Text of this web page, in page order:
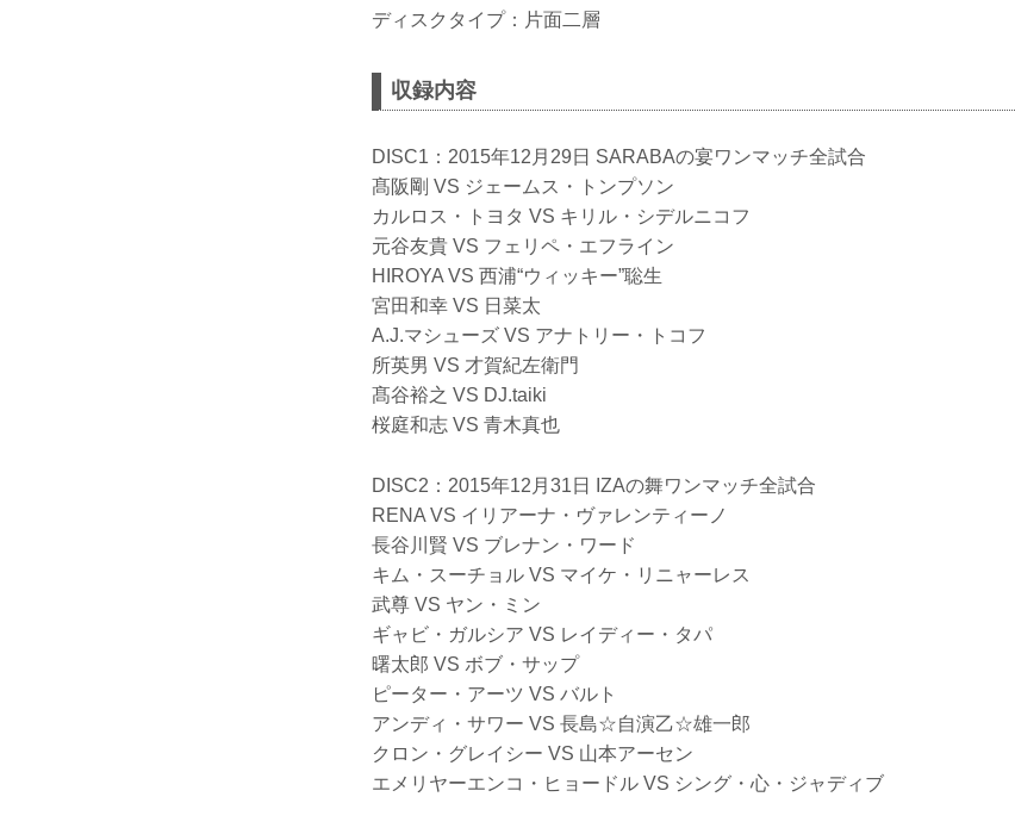
ディスクタイプ：片面二層
収録内容
DISC1：2015年12月29日 SARABAの宴ワンマッチ全試合
髙阪剛 VS ジェームス・トンプソン
カルロス・トヨタ VS キリル・シデルニコフ
元谷友貴 VS フェリペ・エフライン
HIROYA VS 西浦“ウィッキー”聡生
宮田和幸 VS 日菜太
A.J.マシューズ VS アナトリー・トコフ
所英男 VS 才賀紀左衛門
髙谷裕之 VS DJ.taiki
桜庭和志 VS 青木真也
DISC2：2015年12月31日 IZAの舞ワンマッチ全試合
RENA VS イリアーナ・ヴァレンティーノ
長谷川賢 VS ブレナン・ワード
キム・スーチョル VS マイケ・リニャーレス
武尊 VS ヤン・ミン
ギャビ・ガルシア VS レイディー・タパ
曙太郎 VS ボブ・サップ
ピーター・アーツ VS バルト
アンディ・サワー VS 長島☆自演乙☆雄一郎
クロン・グレイシー VS 山本アーセン
エメリヤーエンコ・ヒョードル VS シング・心・ジャディブ